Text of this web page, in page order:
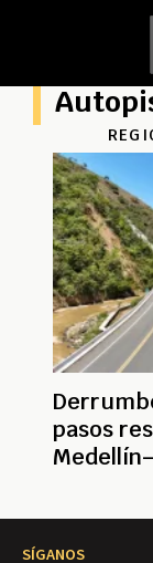
pasos
SÍGANOS